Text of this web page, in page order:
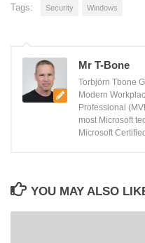
Tags: Security Windows
Mr T-Bone
Torbjörn Tbone
Modern
Professional
most Microsoft
Microsoft
YOU MAY ALSO